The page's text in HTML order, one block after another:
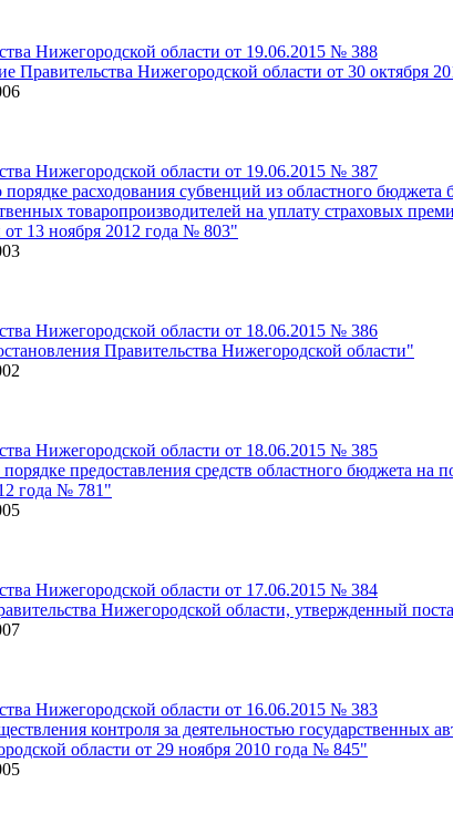
Нижегородской области от 19.06.2015 № 388
Правительства Нижегородской области от 30 октября
Нижегородской области от 19.06.2015 № 387
расходования субвенций из областного
товаропроизводителей на уплату страховых
13 ноября 2012 года № 803"
Нижегородской области от 18.06.2015 № 386
Правительства Нижегородской области"
Нижегородской области от 18.06.2015 № 385
предоставления средств областного бюджета на
года № 781"
Нижегородской области от 17.06.2015 № 384
Нижегородской области, утвержденный
Нижегородской области от 16.06.2015 № 383
контроля за деятельностью
области от 29 ноября 2010 года № 845"